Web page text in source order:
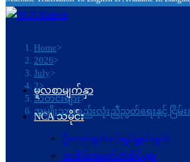
Home>
2026>
July>
2>
သတင်းများ>
အမျိုးသားစည်းလုံးညီညွတ်ရေးနှင့် ငြိမ်း
မူလစာမျက်နှာ
NCA သမိုင်း
ဦးတည်ချက်နှင့်ရည်ရွယ်ချက်
အထိမ်းအမှတ်တံဆိပ်များ